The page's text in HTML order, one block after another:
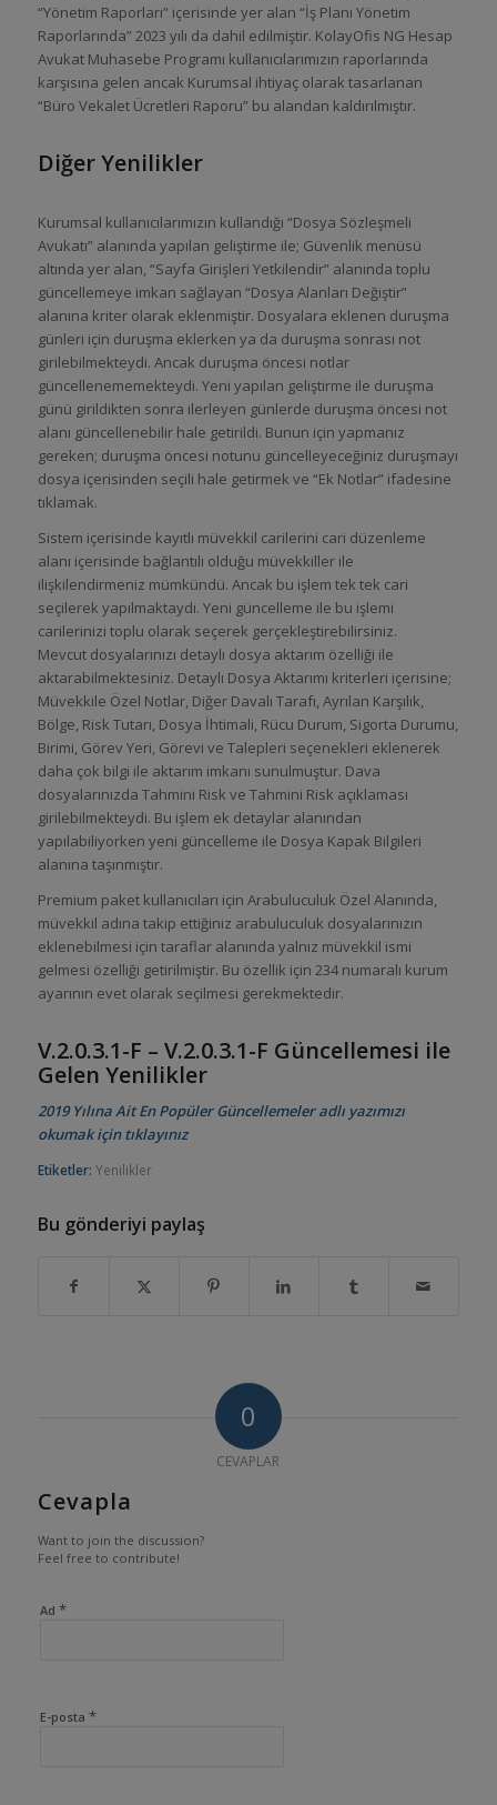
“Yönetim Raporları” içerisinde yer alan “İş Planı Yönetim
Raporlarında” 2023 yılı da dahil edilmiştir. KolayOfis NG Hesap
Avukat Muhasebe Programı kullanıcılarımızın raporlarında
karşısına gelen ancak Kurumsal ihtiyaç olarak tasarlanan
“Büro Vekalet Ücretleri Raporu” bu alandan kaldırılmıştır.
Diğer Yenilikler
Kurumsal kullanıcılarımızın kullandığı “Dosya Sözleşmeli
Avukatı” alanında yapılan geliştirme ile; Güvenlik menüsü
altında yer alan, “Sayfa Girişleri Yetkilendir” alanında toplu
güncellemeye imkan sağlayan “Dosya Alanları Değiştir”
alanına kriter olarak eklenmiştir. Dosyalara eklenen duruşma
günleri için duruşma eklerken ya da duruşma sonrası not
girilebilmekteydi. Ancak duruşma öncesi notlar
güncellenememekteydi. Yeni yapılan geliştirme ile duruşma
günü girildikten sonra ilerleyen günlerde duruşma öncesi not
alanı güncellenebilir hale getirildi. Bunun için yapmanız
gereken; duruşma öncesi notunu güncelleyeceğiniz duruşmayı
dosya içerisinden seçili hale getirmek ve “Ek Notlar” ifadesine
tıklamak.
Sistem içerisinde kayıtlı müvekkil carilerini cari düzenleme
alanı içerisinde bağlantılı olduğu müvekkiller ile
ilişkilendirmeniz mümkündü. Ancak bu işlem tek tek cari
seçilerek yapılmaktaydı. Yeni güncelleme ile bu işlemi
carilerinizi toplu olarak seçerek gerçekleştirebilirsiniz.
Mevcut dosyalarınızı detaylı dosya aktarım özelliği ile
aktarabilmektesiniz. Detaylı Dosya Aktarımı kriterleri içerisine;
Müvekkile Özel Notlar, Diğer Davalı Tarafı, Ayrılan Karşılık,
Bölge, Risk Tutarı, Dosya İhtimali, Rücu Durum, Sigorta Durumu,
Birimi, Görev Yeri, Görevi ve Talepleri seçenekleri eklenerek
daha çok bilgi ile aktarım imkanı sunulmuştur. Dava
dosyalarınızda Tahmini Risk ve Tahmini Risk açıklaması
girilebilmekteydi. Bu işlem ek detaylar alanından
yapılabiliyorken yeni güncelleme ile Dosya Kapak Bilgileri
alanına taşınmıştır.
Premium paket kullanıcıları için Arabuluculuk Özel Alanında,
müvekkil adına takip ettiğiniz arabuluculuk dosyalarınızın
eklenebilmesi için taraflar alanında yalnız müvekkil ismi
gelmesi özelliği getirilmiştir. Bu özellik için 234 numaralı kurum
ayarının evet olarak seçilmesi gerekmektedir.
V.2.0.3.1-F – V.2.0.3.1-F Güncellemesi ile
Gelen Yenilikler
2019 Yılına Ait En Popüler Güncellemeler adlı yazımızı
okumak için tıklayınız
Etiketler: Yenilikler
Bu gönderiyi paylaş
0
CEVAPLAR
Cevapla
Want to join the discussion?
Feel free to contribute!
Ad *
E-posta *